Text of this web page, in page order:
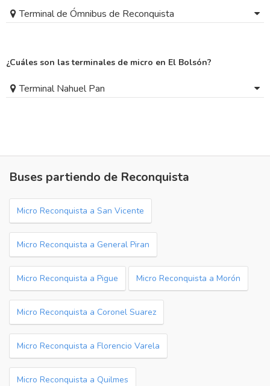
Terminal de Ómnibus de Reconquista
¿Cuáles son las terminales de micro en El Bolsón?
Terminal Nahuel Pan
Buses partiendo de Reconquista
Micro Reconquista a San Vicente
Micro Reconquista a General Piran
Micro Reconquista a Pigue Micro Reconquista a Morón
Micro Reconquista a Coronel Suarez
Micro Reconquista a Florencio Varela
Micro Reconquista a Quilmes